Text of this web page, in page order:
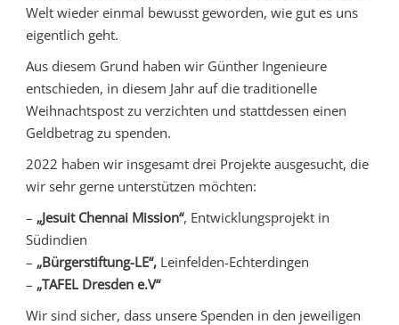
Welt wieder einmal bewusst geworden, wie gut es uns
eigentlich geht.
Aus diesem Grund haben wir Günther Ingenieure
entschieden, in diesem Jahr auf die traditionelle
Weihnachtspost zu verzichten und stattdessen einen
Geldbetrag zu spenden.
2022 haben wir insgesamt drei Projekte ausgesucht, die
wir sehr gerne unterstützen möchten:
– „Jesuit Chennai Mission“, Entwicklungsprojekt in
Südindien
– „Bürgerstiftung-LE“, Leinfelden-Echterdingen
– „TAFEL Dresden e.V“
Wir sind sicher, dass unsere Spenden in den jeweiligen